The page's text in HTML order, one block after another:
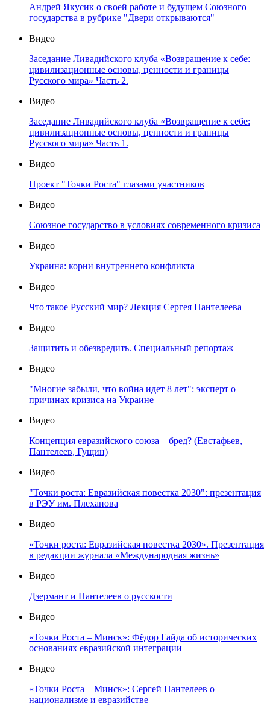
Андрей Якусик о своей работе и будущем Союзного
государства в рубрике "Двери открываются"
Видео
Заседание Ливадийского клуба «Возвращение к себе:
цивилизационные основы, ценности и границы
Русского мира» Часть 2.
Видео
Заседание Ливадийского клуба «Возвращение к себе:
цивилизационные основы, ценности и границы
Русского мира» Часть 1.
Видео
Проект "Точки Роста" глазами участников
Видео
Союзное государство в условиях современного кризиса
Видео
Украина: корни внутреннего конфликта
Видео
Что такое Русский мир? Лекция Сергея Пантелеева
Видео
Защитить и обезвредить. Специальный репортаж
Видео
"Многие забыли, что война идет 8 лет": эксперт о
причинах кризиса на Украине
Видео
Концепция евразийского союза – бред? (Евстафьев,
Пантелеев, Гущин)
Видео
"Точки роста: Евразийская повестка 2030": презентация
в РЭУ им. Плеханова
Видео
«Точки роста: Евразийская повестка 2030». Презентация
в редакции журнала «Международная жизнь»
Видео
Дзермант и Пантелеев о русскости
Видео
«Точки Роста – Минск»: Фёдор Гайда об исторических
основаниях евразийской интеграции
Видео
«Точки Роста – Минск»: Сергей Пантелеев о
национализме и евразийстве